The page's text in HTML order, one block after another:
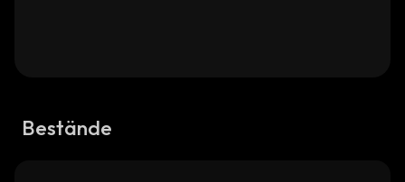
Bestände